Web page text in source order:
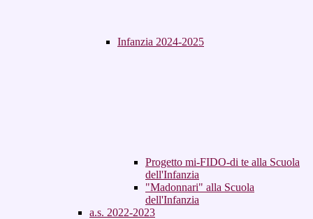
Infanzia 2024-2025
Progetto mi-FIDO-di te alla Scuola
dell'Infanzia
"Madonnari" alla Scuola
dell'Infanzia
a.s. 2022-2023